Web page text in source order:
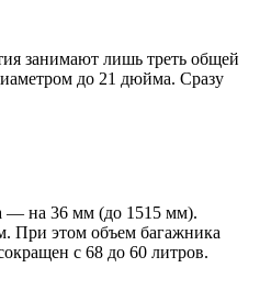
занимают лишь треть общей
до 21 дюйма. Сразу
— на 36 мм (до 1515 мм).
При этом объем багажника
с 68 до 60 литров.